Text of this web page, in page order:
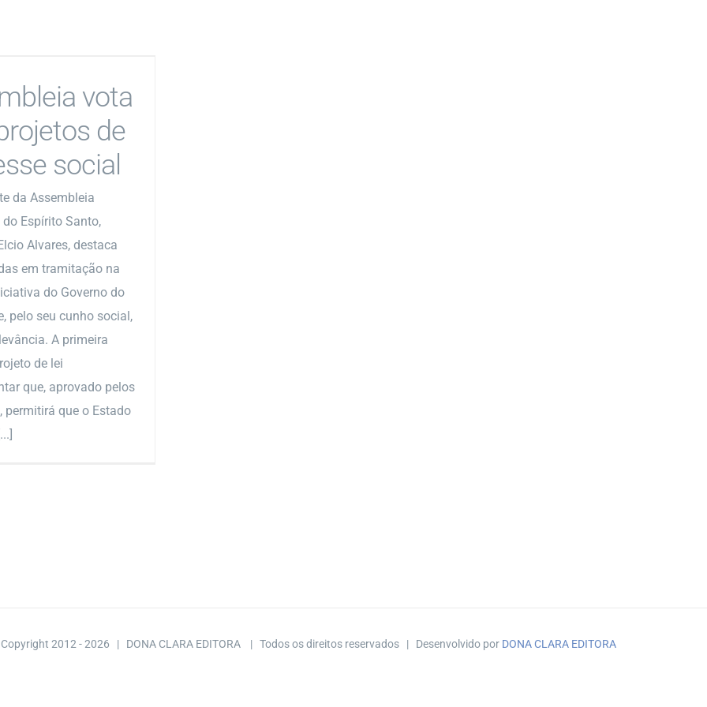
vota
de
social
da Assembleia
Espírito Santo,
Alvares, destaca
em tramitação na
do Governo do
pelo seu cunho social,
A primeira
de lei
que, aprovado pelos
permitirá que o Estado
2012 -2026 | DONA CLARA EDITORA | Todos os direitos reservados | Desenvolvido por DONA CLARA EDITORA